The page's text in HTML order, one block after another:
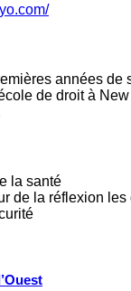
années
de droit à
la santé
de la réflexion les